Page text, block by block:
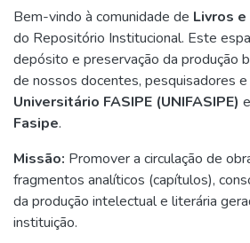
Bem-vindo à comunidade de Livros
do Repositório Institucional. Este
depósito e preservação da produção
de nossos docentes, pesquisadores
Universitário FASIPE (UNIFASIPE)
Fasipe.
Missão: Promover a circulação de
fragmentos analíticos (capítulos),
da produção intelectual e literária
instituição.